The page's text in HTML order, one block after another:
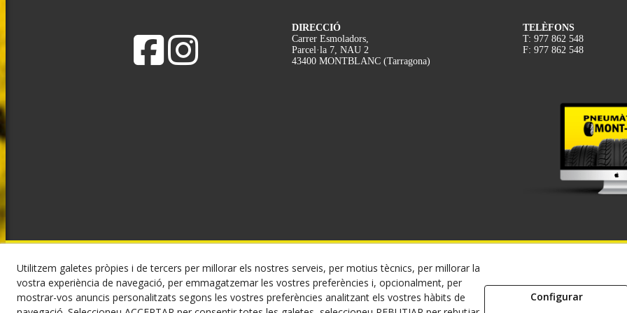
DIRECCIÓ
Carrer Esmoladors,
Parcel·la 7, NAU 2
43400 MONTBLANC (Tarragona)
TELÈFONS
T: 977 862 548
F: 977 862 548
© 08/2026 MONT-RODA - Tots els drets reservats.
Política de Privacitat Termes i condicions de compra Dret de desistiment
Utilitzem galetes pròpies i de tercers per millorar els nostres serveis, per motius tècnics, per millorar la
vostra experiència de navegació, per emmagatzemar les vostres preferències i, opcionalment, per
mostrar-vos anuncis personalitzats segons les vostres preferències analitzant els vostres hàbits de
Configurar